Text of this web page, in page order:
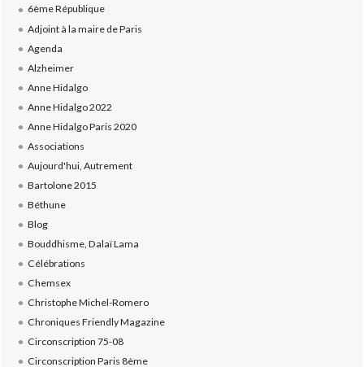
6ème République
Adjoint à la maire de Paris
Agenda
Alzheimer
Anne Hidalgo
Anne Hidalgo 2022
Anne Hidalgo Paris 2020
Associations
Aujourd'hui, Autrement
Bartolone 2015
Béthune
Blog
Bouddhisme, Dalaï Lama
Célébrations
Chemsex
Christophe Michel-Romero
Chroniques Friendly Magazine
Circonscription 75-08
Circonscription Paris 8ème